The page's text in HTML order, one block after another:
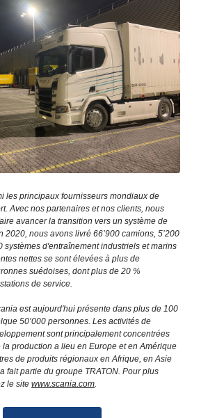
les principaux fournisseurs mondiaux de
Avec nos partenaires et nos clients, nous
avancer la transition vers un système de
2020, nous avons livré 66’900 camions, 5’200
systèmes d'entraînement industriels et marins
nettes se sont élevées à plus de
suédoises, dont plus de 20 %
de service.
est aujourd'hui présente dans plus de 100
50’000 personnes. Les activités de
sont principalement concentrées
production a lieu en Europe et en Amérique
de produits régionaux en Afrique, en Asie
fait partie du groupe TRATON. Pour plus
le site www.scania.com.